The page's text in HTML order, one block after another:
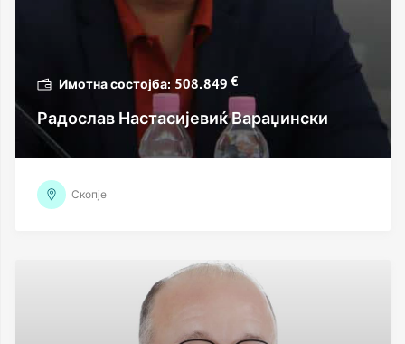
508.849 €
Радослав Настасијевиќ Вараџински
Скопје